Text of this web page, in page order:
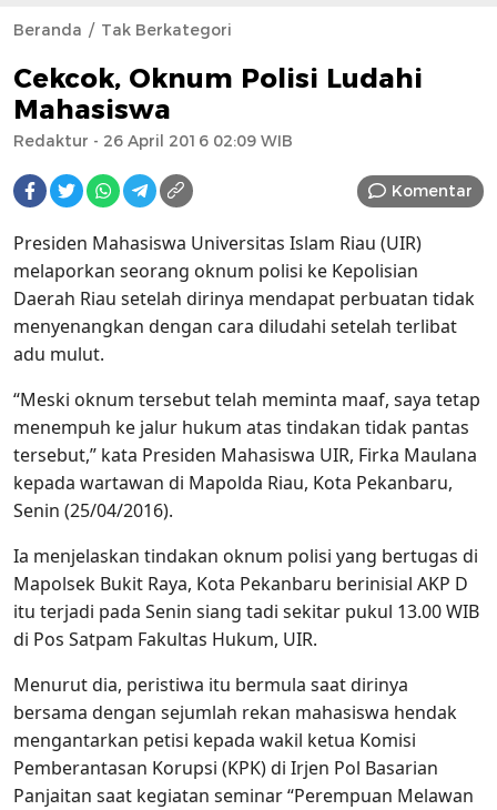
Beranda Tak Berkategori
Cekcok, Oknum Polisi Ludahi
Mahasiswa
Redaktur - 26 April 2016 02:09 WIB
Komentar
Presiden Mahasiswa Universitas Islam Riau (UIR)
melaporkan seorang oknum polisi ke Kepolisian
Daerah Riau setelah dirinya mendapat perbuatan tidak
menyenangkan dengan cara diludahi setelah terlibat
adu mulut.
“Meski oknum tersebut telah meminta maaf, saya tetap
menempuh ke jalur hukum atas tindakan tidak pantas
tersebut,” kata Presiden Mahasiswa UIR, Firka Maulana
kepada wartawan di Mapolda Riau, Kota Pekanbaru,
Senin (25/04/2016).
Ia menjelaskan tindakan oknum polisi yang bertugas di
Mapolsek Bukit Raya, Kota Pekanbaru berinisial AKP D
itu terjadi pada Senin siang tadi sekitar pukul 13.00 WIB
di Pos Satpam Fakultas Hukum, UIR.
Menurut dia, peristiwa itu bermula saat dirinya
bersama dengan sejumlah rekan mahasiswa hendak
mengantarkan petisi kepada wakil ketua Komisi
Pemberantasan Korupsi (KPK) di Irjen Pol Basarian
Panjaitan saat kegiatan seminar “Perempuan Melawan